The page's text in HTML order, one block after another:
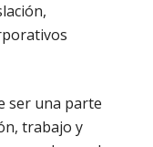
ser una parte
trabajo y